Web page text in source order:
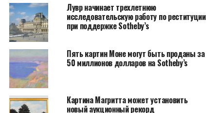
количество рисунков таких художников, как Люсьен
Фрейд, Анри Матисс и Сай Твомбли.
Diamonstein-Spielvogel была первым директором по
культурным делам в Нью-Йорке и автором 23 книг
по вопросам сохранения городов. Ее муж Карл
Спиэлфогел является членом совета музея
Метрополитена и бывшим послом США в Словацкой
Республике.
Лувр начинает трехлетнюю
исследовательскую работу по реституции
при поддержке Sotheby’s
Пять картин Моне могут быть проданы за
50 миллионов долларов на Sotheby’s
Картина Магритта может установить
новый аукционный рекорд